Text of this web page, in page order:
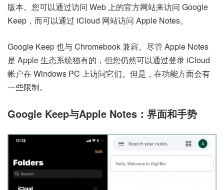
版本。您可以通过访问 Web 上的官方网站来访问 Google
Keep，而可以通过 iCloud 网站访问 Apple Notes。
Google Keep 也与 Chromebook 兼容。尽管 Apple Notes
是 Apple 生态系统独有的，但您仍然可以通过登录 iCloud
帐户在 Windows PC 上访问它们。但是，在功能方面会有
一些限制。
Google Keep与Apple Notes：界面和手势